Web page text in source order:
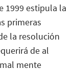
1999 estipula la
primeras
la resolución
de al
mente